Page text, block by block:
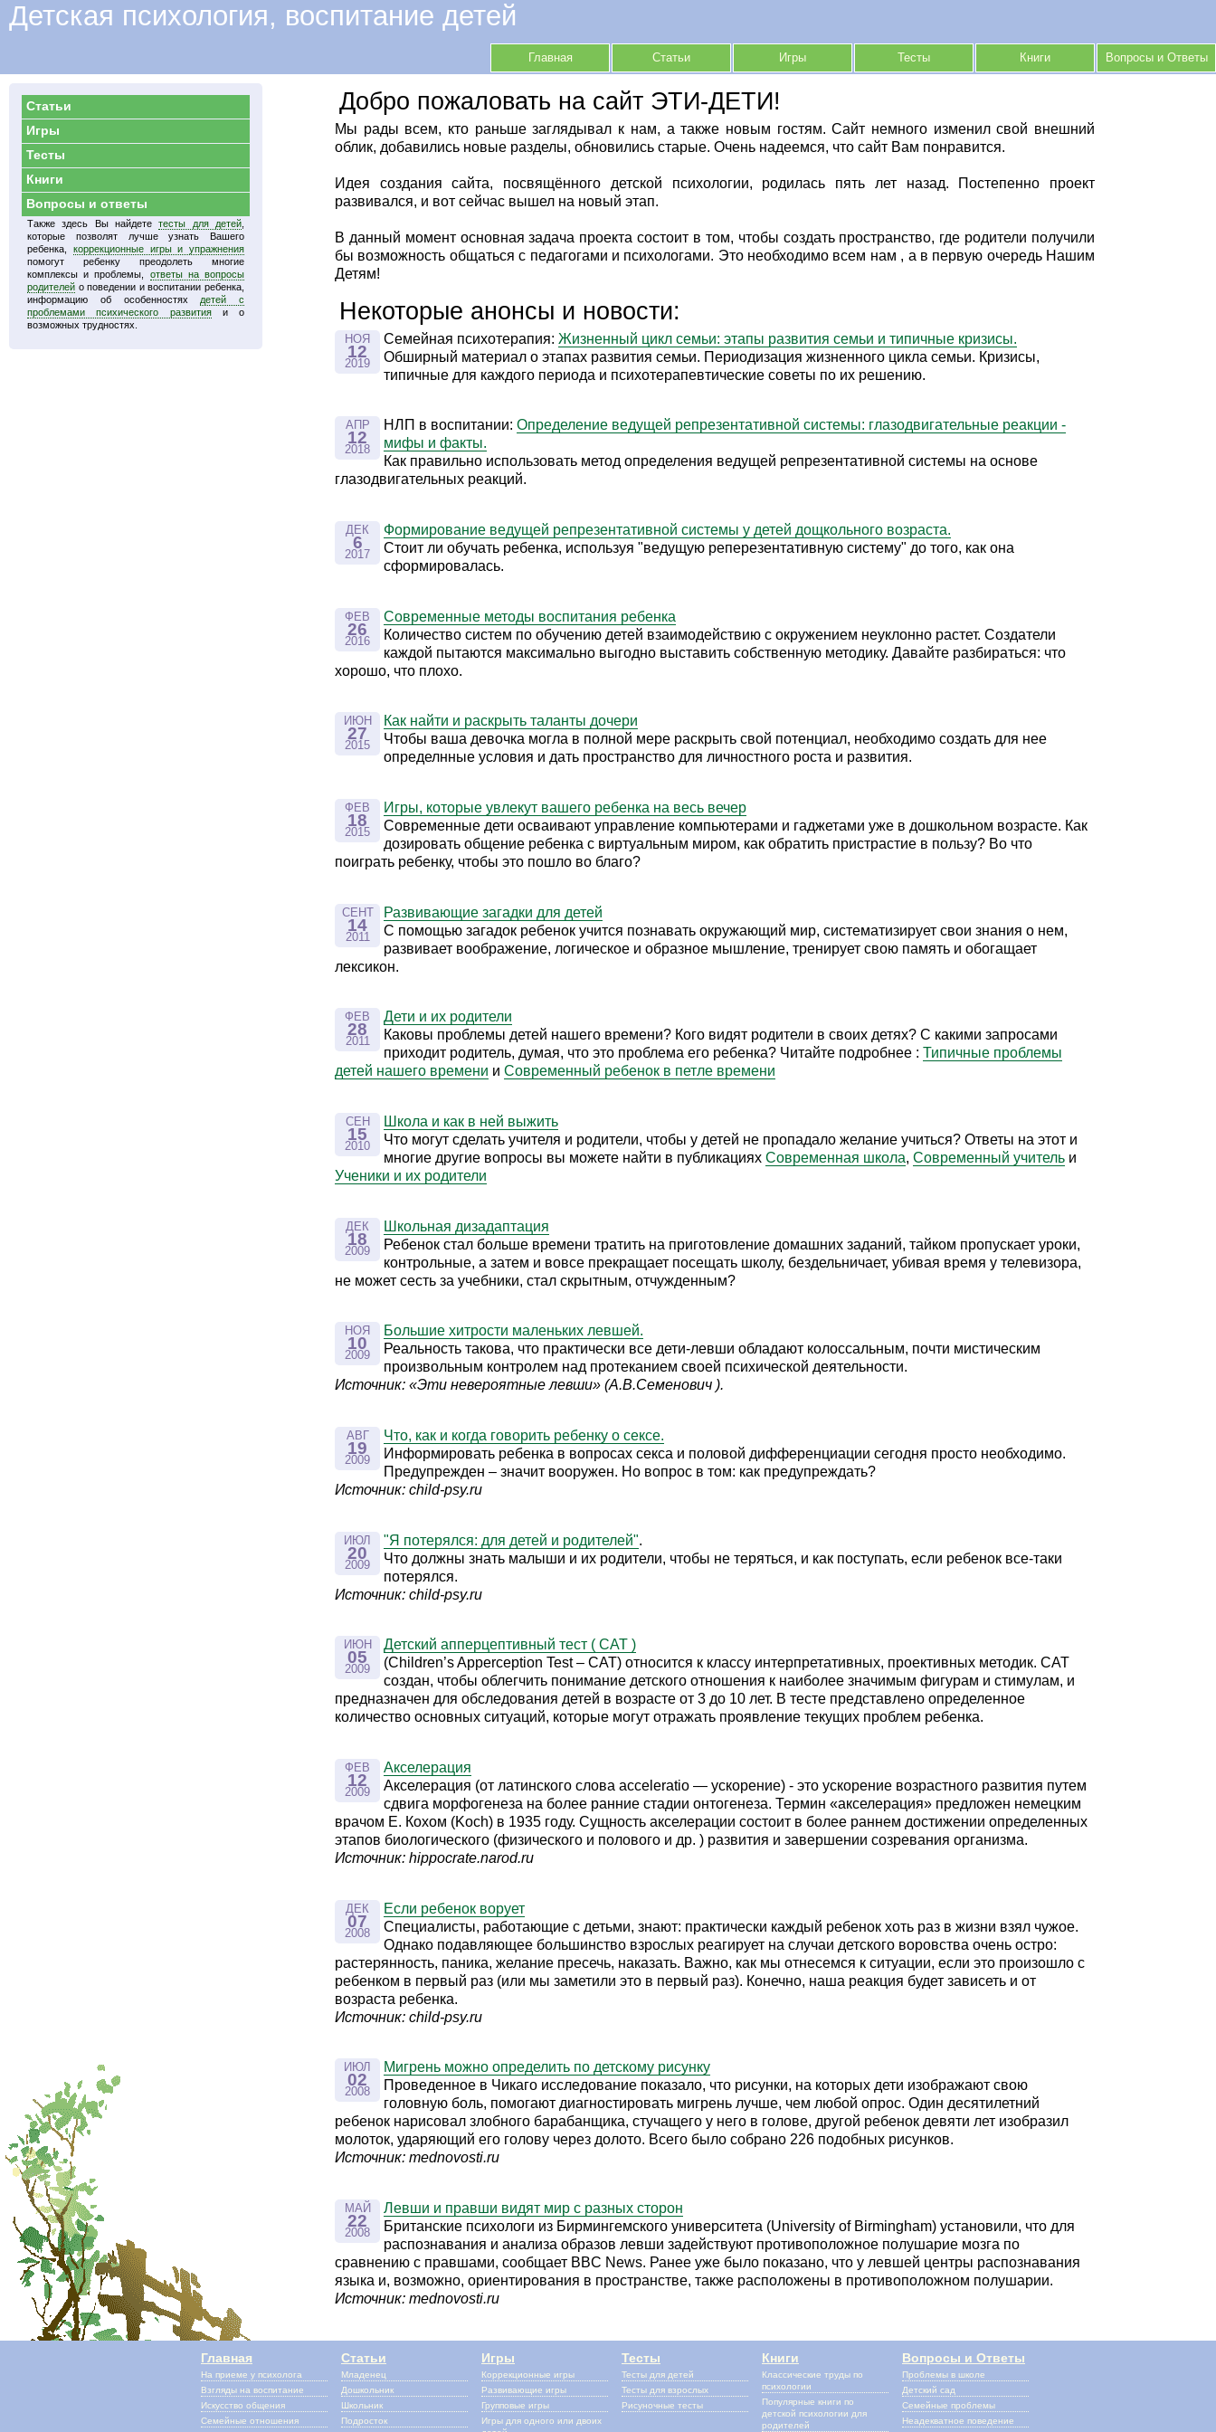
Детская психология, воспитание детей
Главная Статьи Игры Тесты Книги Вопросы и Ответы
Статьи
Игры
Тесты
Книги
Вопросы и ответы
Также здесь Вы найдететесты для детей
которые позволят лучше узнать Вашего
ребенка, коррекционные игры и упражнения
помогут ребенку преодолеть многие
комплексы и проблемы, ответы на вопросы
родителей о поведении и воспитании ребенка,
информацию об особенностях детей с
проблемами психического развитияи о
возможных трудностях.
Добро пожаловать на сайт ЭТИ-ДЕТИ!
Мы рады всем, кто раньше заглядывал к нам, а также новым гостям. Cайт немного изменил свой внешний
облик, добавились новые разделы, обновились старые. Очень надеемся, что сайт Вам понравится.
Идея создания сайта, посвящённого детской психологии, родилась пять лет назад. Постепенно проект
развивался, и вот сейчас вышел на новый этап.
В данный момент основная задача проекта состоит в том, чтобы создать пространство, где родители получили
бы возможность общаться с педагогами и психологами. Это необходимо всем нам , а в первую очередь Нашим
Детям!
Некоторые анонсы и новости:
НОЯ
12
2019
Семейная психотерапия:Жизненный цикл семьи: этапы развития семьи и типичные кризисы.
Обширный материал о этапах развития семьи. Периодизация жизненного цикла семьи. Кризисы,
типичные для каждого периода и психотерапевтические советы по их решению.
АПР
12
2018
НЛП в воспитании:Определение ведущей репрезентативной системы: глазодвигательные реакции -
мифы и факты.
Как правильно использовать метод определения ведущей репрезентативной системы на основе
глазодвигательных реакций.
ДЕК
6
2017
Формирование ведущей репрезентативной системы у детей дощкольного возраста.
Стоит ли обучать ребенка, используя "ведущую реперезентативную систему" до того, как она
сформировалась.
ФЕВ
26
2016
Современные методы воспитания ребенка
Количество систем по обучению детей взаимодействию с окружением неуклонно растет. Создатели
каждой пытаются максимально выгодно выставить собственную методику. Давайте разбираться: что
хорошо, что плохо.
ИЮН
27
2015
Как найти и раскрыть таланты дочери
Чтобы ваша девочка могла в полной мере раскрыть свой потенциал, необходимо создать для нее
определнные условия и дать пространство для личностного роста и развития.
ФЕВ
18
2015
Игры, которые увлекут вашего ребенка на весь вечер
Современные дети осваивают управление компьютерами и гаджетами уже в дошкольном возрасте. Как
дозировать общение ребенка с виртуальным миром, как обратить пристрастие в пользу? Во что
поиграть ребенку, чтобы это пошло во благо?
СЕНТ
14
2011
Развивающие загадки для детей
С помощью загадок ребенок учится познавать окружающий мир, систематизирует свои знания о нем,
развивает воображение, логическое и образное мышление, тренирует свою память и обогащает
лексикон.
ФЕВ
28
2011
Дети и их родители
Каковы проблемы детей нашего времени? Кого видят родители в своих детях? С какими запросами
приходит родитель, думая, что это проблема его ребенка? Читайте подробнее :Типичные проблемы
детей нашего времени и Современный ребенок в петле времени
СЕН
15
2010
Школа и как в ней выжить
Что могут сделать учителя и родители, чтобы у детей не пропадало желание учиться? Ответы на этот и
многие другие вопросы вы можете найти в публикацияхСовременная школа,Современный учитель и
Ученики и их родители
ДЕК
18
2009
Школьная дизадаптация
Ребенок стал больше времени тратить на приготовление домашних заданий, тайком пропускает уроки,
контрольные, а затем и вовсе прекращает посещать школу, бездельничает, убивая время у телевизора,
не может сесть за учебники, стал скрытным, отчужденным?
НОЯ
10
2009
Большие хитрости маленьких левшей.
Реальность такова, что практически все дети-левши обладают колоссальным, почти мистическим
произвольным контролем над протеканием своей психической деятельности.
Источник: «Эти невероятные левши» (А.В.Семенович ).
АВГ
19
2009
Что, как и когда говорить ребенку о сексе.
Информировать ребенка в вопросах секса и половой дифференциации сегодня просто необходимо.
Предупрежден – значит вооружен. Но вопрос в том: как предупреждать?
Источник: child-psy.ru
ИЮЛ
20
2009
"Я потерялся: для детей и родителей".
Что должны знать малыши и их родители, чтобы не теряться, и как поступать, если ребенок все-таки
потерялся.
Источник: child-psy.ru
ИЮН
05
2009
Детский апперцептивный тест ( CAT )
(Children’s Apperception Test – САТ) относится к классу интерпретативных, проективных методик. САТ
создан, чтобы облегчить понимание детского отношения к наиболее значимым фигурам и стимулам, и
предназначен для обследования детей в возрасте от 3 до 10 лет. В тесте представлено определенное
количество основных ситуаций, которые могут отражать проявление текущих проблем ребенка.
ФЕВ
12
2009
Акселерация
Акселерация (от латинского слова acceleratio — ускорение) - это ускорение возрастного развития путем
сдвига морфогенеза на более ранние стадии онтогенеза. Термин «акселерация» предложен немецким
врачом Е. Кохом (Koch) в 1935 году. Сущность акселерации состоит в более раннем достижении определенных
этапов биологического (физического и полового и др. ) развития и завершении созревания организма.
Источник: hippocrate.narod.ru
ДЕК
07
2008
Если ребенок ворует
Специалисты, работающие с детьми, знают: практически каждый ребенок хоть раз в жизни взял чужое.
Однако подавляющее большинство взрослых реагирует на случаи детского воровства очень остро:
растерянность, паника, желание пресечь, наказать. Важно, как мы отнесемся к ситуации, если это произошло с
ребенком в первый раз (или мы заметили это в первый раз). Конечно, наша реакция будет зависеть и от
возраста ребенка.
Источник: child-psy.ru
ИЮЛ
02
2008
Мигрень можно определить по детскому рисунку
Проведенное в Чикаго исследование показало, что рисунки, на которых дети изображают свою
головную боль, помогают диагностировать мигрень лучше, чем любой опрос. Один десятилетний
ребенок нарисовал злобного барабанщика, стучащего у него в голове, другой ребенок девяти лет изобразил
молоток, ударяющий его голову через долото. Всего было собрано 226 подобных рисунков.
Источник: mednovosti.ru
МАЙ
22
2008
Левши и правши видят мир с разных сторон
Британские психологи из Бирмингемского университета (University of Birmingham) установили, что для
распознавания и анализа образов левши задействуют противоположное полушарие мозга по
сравнению с правшами, сообщает BBC News. Ранее уже было показано, что у левшей центры распознавания
языка и, возможно, ориентирования в пространстве, также расположены в противоположном полушарии.
Источник: mednovosti.ru
Главная
На приеме у психолога
Взгляды на воспитание
Искусство общения
Семейные отношения
Статьи
Младенец
Дошкольник
Школьник
Подросток
Игры
Коррекционные игры
Развивающие игры
Групповые игры
Игры для одного или двоих
Тесты
Тесты для детей
Тесты для взрослых
Рисуночные тесты
Книги
Классические труды по
психологии
Популярные книги по
детской психологии для
родителей
Вопросы и Ответы
Проблемы в школе
Детский сад
Семейные проблемы
Неадекватное поведение